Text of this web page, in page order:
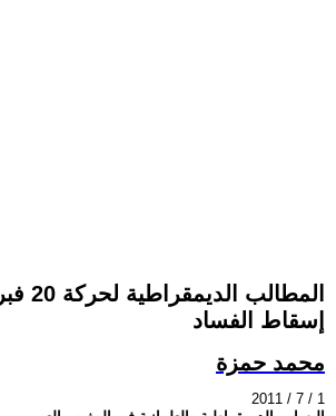
إسقاط الفساد
محمد حمزة
2011 / 7 / 1